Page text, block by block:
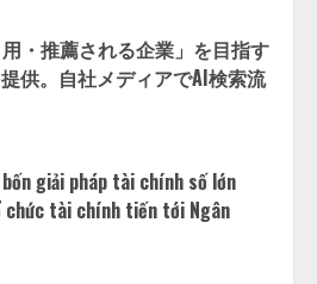
・推薦される企業」を目指す
供。自社メディアでAI検索流
giải pháp tài chính số lớn
chức tài chính tiến tới Ngân